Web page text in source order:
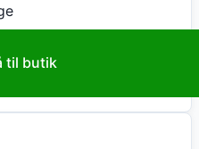
til butik